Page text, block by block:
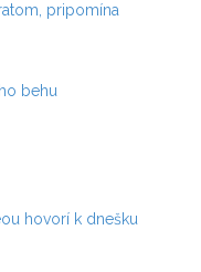
pripomína
behu
hovorí k dnešku